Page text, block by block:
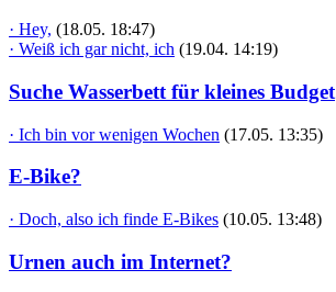
· Hey, (18.05. 18:47)
· Weiß ich gar nicht, ich (19.04. 14:19)
Suche Wasserbett für kleines Budget
· Ich bin vor wenigen Wochen (17.05. 13:35)
E-Bike?
· Doch, also ich finde E-Bikes (10.05. 13:48)
Urnen auch im Internet?